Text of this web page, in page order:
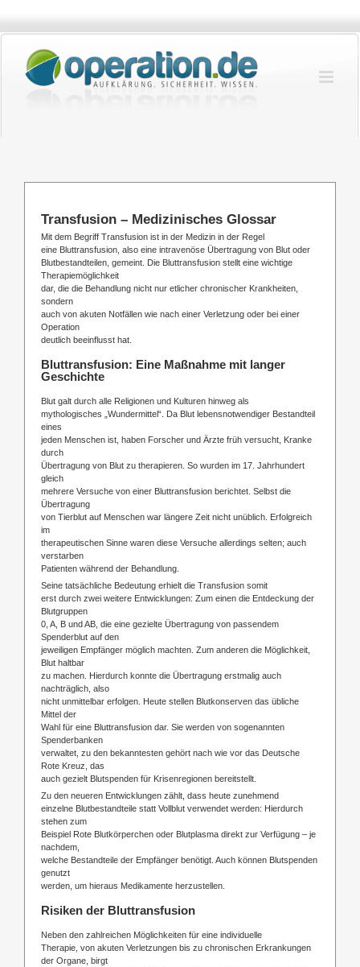
springen
Transfusion – Medizinisches Glossar
Mit dem Begriff Transfusion ist in der Medizin in der Regel
eine Bluttransfusion, also eine intravenöse Übertragung von Blut oder
Blutbestandteilen, gemeint. Die Bluttransfusion stellt eine wichtige
Therapiemöglichkeit
dar, die die Behandlung nicht nur etlicher chronischer Krankheiten,
sondern
auch von akuten Notfällen wie nach einer Verletzung oder bei einer
Operation
deutlich beeinflusst hat.
Bluttransfusion: Eine Maßnahme mit langer
Geschichte
Blut galt durch alle Religionen und Kulturen hinweg als
mythologisches „Wundermittel“. Da Blut lebensnotwendiger Bestandteil
eines
jeden Menschen ist, haben Forscher und Ärzte früh versucht, Kranke
durch
Übertragung von Blut zu therapieren. So wurden im 17. Jahrhundert
gleich
mehrere Versuche von einer Bluttransfusion berichtet. Selbst die
Übertragung
von Tierblut auf Menschen war längere Zeit nicht unüblich. Erfolgreich
im
therapeutischen Sinne waren diese Versuche allerdings selten; auch
verstarben
Patienten während der Behandlung.
Seine tatsächliche Bedeutung erhielt die Transfusion somit
erst durch zwei weitere Entwicklungen: Zum einen die Entdeckung der
Blutgruppen
0, A, B und AB, die eine gezielte Übertragung von passendem
Spenderblut auf den
jeweiligen Empfänger möglich machten. Zum anderen die Möglichkeit,
Blut haltbar
zu machen. Hierdurch konnte die Übertragung erstmalig auch
nachträglich, also
nicht unmittelbar erfolgen. Heute stellen Blutkonserven das übliche
Mittel der
Wahl für eine Bluttransfusion dar. Sie werden von sogenannten
Spenderbanken
verwaltet, zu den bekanntesten gehört nach wie vor das Deutsche
Rote Kreuz, das
auch gezielt Blutspenden für Krisenregionen bereitstellt.
Zu den neueren Entwicklungen zählt, dass heute zunehmend
einzelne Blutbestandteile statt Vollblut verwendet werden: Hierdurch
stehen zum
Beispiel Rote Blutkörperchen oder Blutplasma direkt zur Verfügung – je
nachdem,
welche Bestandteile der Empfänger benötigt. Auch können Blutspenden
genutzt
werden, um hieraus Medikamente herzustellen.
Risiken der Bluttransfusion
Neben den zahlreichen Möglichkeiten für eine individuelle
Therapie, von akuten Verletzungen bis zu chronischen Erkrankungen
der Organe, birgt